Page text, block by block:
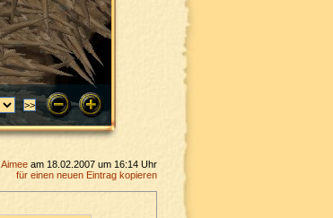
Aimee am 18.02.2007 um 16:14 Uhr
für einen neuen Eintrag kopieren